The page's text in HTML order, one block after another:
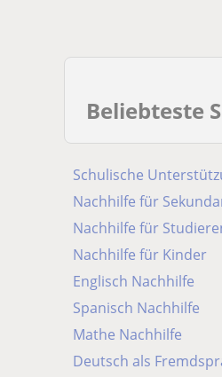
Beliebteste
Schulische
Nachhilfe für
Nachhilfe für
Nachhilfe für Kinder
Englisch Nachhilfe
Spanisch Nachhilfe
Mathe Nachhilfe
Deutsch als